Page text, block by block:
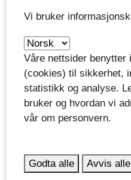
Galdal.
Den største økningen er
skole. Her er det
teknologi- og industrifag
oppvekstfag. Inntaket på
skole er 49 høyere enn i
innsøking på samtlige
Alle søkere som
Vi bruker
Våre nettsider benytter
(cookies) til sikkerhet,
statistikk og analyse.
bruker og hvordan vi
vår om personvern.
Godta alle Avvis alle